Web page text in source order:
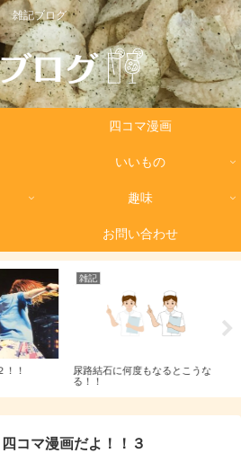
雑記ブログ
四コマ漫画
いいもの
趣味
お問い合わせ
尿路結石に何度もなるとこうな
る！！
四コマ漫画だよ！！３